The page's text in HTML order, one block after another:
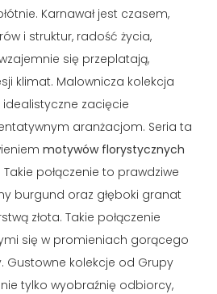
Karnawał jest czasem,
i struktur, radość życia,
się przeplatają,
klimat. Malownicza kolekcja
zacięcie
aranżacjom. Seria ta
motywów florystycznych
. Takie połączenie to prawdziwe
burgund oraz głęboki granat
złota. Takie połączenie
się w promieniach gorącego
Gustowne kolekcje od Grupy
tylko wyobraźnię odbiorcy,